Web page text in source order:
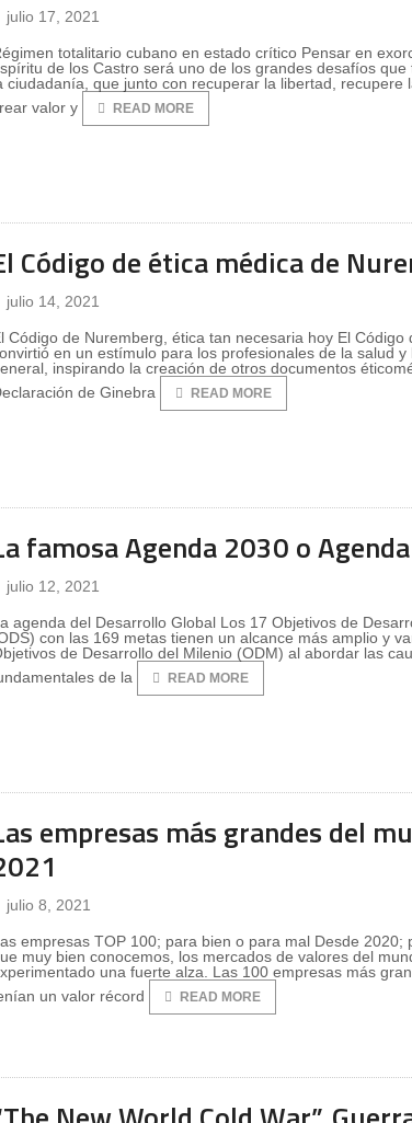
julio 17, 2021
totalitario cubano en estado crítico Pensar en
de los Castro será uno de los grandes desafíos
ciudadanía, que junto con recuperar la libertad, recupere
valor y
READ MORE
Código de ética médica de
julio 14, 2021
Código de Nuremberg, ética tan necesaria hoy El Código
en un estímulo para los profesionales de la salud y
inspirando la creación de otros documentos
de Ginebra
READ MORE
famosa Agenda 2030 o
julio 12, 2021
agenda del Desarrollo Global Los 17 Objetivos de
con las 169 metas tienen un alcance más amplio y
de Desarrollo del Milenio (ODM) al abordar las
de la
READ MORE
empresas más grandes del
julio 8, 2021
empresas TOP 100; para bien o para mal Desde 2020;
muy bien conocemos, los mercados de valores del
una fuerte alza. Las 100 empresas más
un valor récord
READ MORE